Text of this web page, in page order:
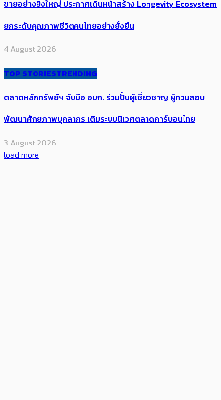
ขายอย่างยิ่งใหญ่ ประกาศเดินหน้าสร้าง Longevity Ecosystem
ยกระดับคุณภาพชีวิตคนไทยอย่างยั่งยืน
4 August 2026
TOP STORIESTRENDING
ตลาดหลักทรัพย์ฯ จับมือ อบก. ร่วมปั้นผู้เชี่ยวชาญ ผู้ทวนสอบ
พัฒนาศักยภาพบุคลากร เติมระบบนิเวศตลาดคาร์บอนไทย
3 August 2026
load more